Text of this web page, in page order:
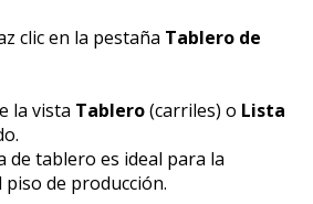
clic en la pestaña Tablero de
la vista Tablero(carriles) o Lista
de tablero es ideal para la
de producción.